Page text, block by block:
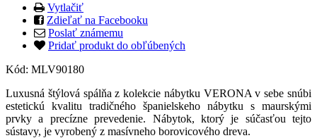
Vytlačiť
Zdieľať na Facebooku
Poslať známemu
Pridať produkt do obľúbených
Kód: MLV90180
Luxusná štýlová spálňa z kolekcie nábytku VERONA v sebe snúbi
estetickú kvalitu tradičného španielskeho nábytku s maurskými
prvky a precízne prevedenie. Nábytok, ktorý je súčasťou tejto
sústavy, je vyrobený z masívneho borovicového dreva.